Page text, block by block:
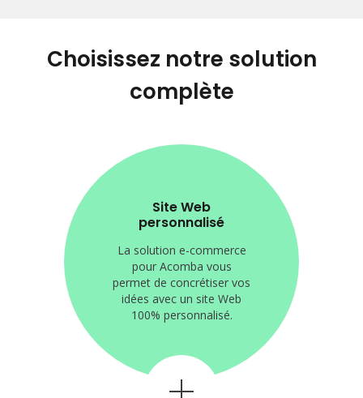
Choisissez notre solution
complète
Site Web
personnalisé
La solution e-commerce
pourAcomba vous
permet de concrétiser vos
idées avec un site Web
100% personnalisé.